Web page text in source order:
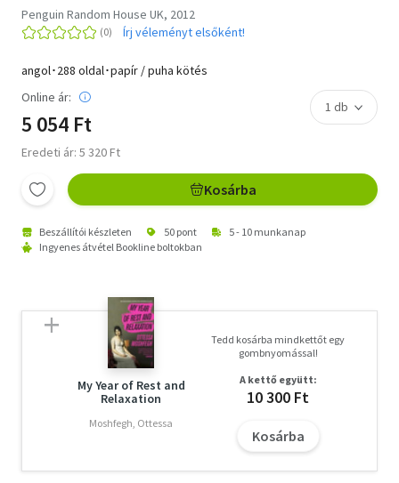
Penguin Random House UK, 2012
Írj véleményt elsőként!
angol･288 oldal･papír / puha kötés
Online ár:
5 054 Ft
Eredeti ár: 5 320 Ft
Kosárba
Beszállítói készleten 50 pont
5 - 10 munkanap
Ingyenes átvétel Bookline boltokban
My Year of Rest and
Relaxation
Moshfegh, Ottessa
Tedd kosárba mindkettőt egy
gombnyomással!
A kettő együtt:
10 300 Ft
Kosárba